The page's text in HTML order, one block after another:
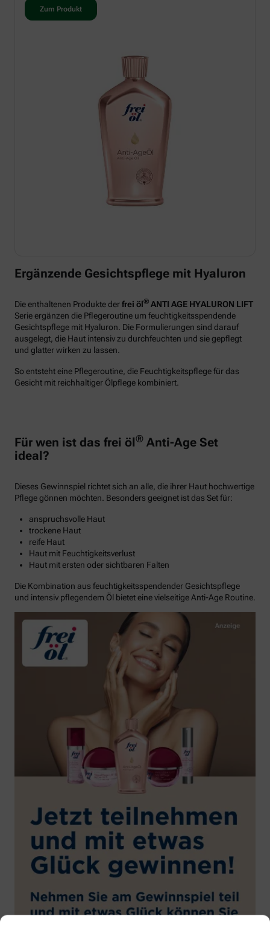
Zum Produkt
Ergänzende Gesichtspflege mit Hyaluron
Die enthaltenen Produkte derfrei öl® ANTI AGE HYALURON LIFT
Serie ergänzen die Pflegeroutine um feuchtigkeitsspendende
Gesichtspflege mit Hyaluron. Die Formulierungen sind darauf
ausgelegt, die Haut intensiv zu durchfeuchten und sie gepflegt
und glatter wirken zu lassen.
So entsteht eine Pflegeroutine, die Feuchtigkeitspflege für das
Gesicht mit reichhaltiger Ölpflege kombiniert.
Für wen ist das frei öl® Anti-Age Set
ideal?
Dieses Gewinnspiel richtet sich an alle, die ihrer Haut hochwertige
Pflege gönnen möchten. Besonders geeignet ist das Set für:
anspruchsvolle Haut
trockene Haut
reife Haut
Haut mit Feuchtigkeitsverlust
Haut mit ersten oder sichtbaren Falten
Die Kombination aus feuchtigkeitsspendender Gesichtspflege
und intensiv pflegendem Öl bietet eine vielseitige Anti-Age Routine.